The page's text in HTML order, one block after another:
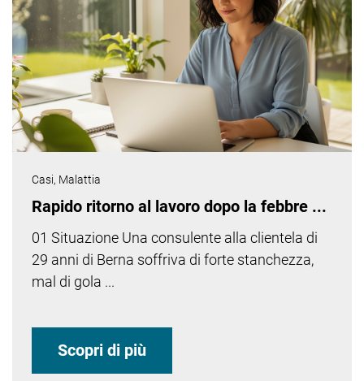
Casi, Malattia
Rapido ritorno al lavoro dopo la febbre ...
01 Situazione Una consulente alla clientela di
29 anni di Berna soffriva di forte stanchezza,
mal di gola ...
Scopri di più